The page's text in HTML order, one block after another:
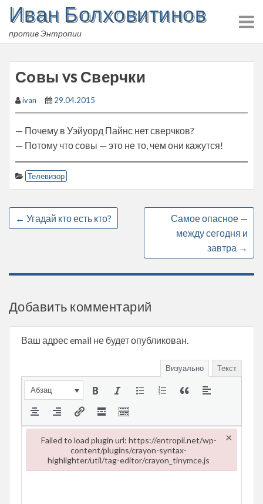
Skip
content
Иван Болховитинов
против Энтропии
Совы vs Сверчки
ivan 29.04.2015
— Почему в Уэйуорд Пайнс нет сверчков?
— Потому что совы — это не то, чем они кажутся!
Телевизор
← Угадай кто есть кто?
Самое опасное —
между сегодня и
завтра →
Добавить комментарий
Ваш адрес email не будет опубликован.
Визуально Текст
Абзац
Failed to load plugin url: https://entropii.net/wp-
content/plugins/crayon-syntax-
highlighter/util/tag-editor/crayon_tinymce.js
×
Failed to load plugin url: https://entropii.net/wp-content/